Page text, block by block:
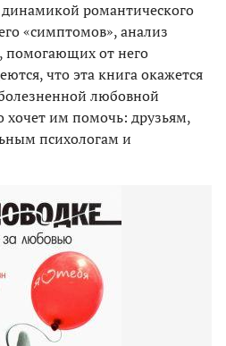
романтического
«симптомов», анализ
помогающих от него
что эта книга окажется
любовной
хочет им помочь: друзьям,
психологам и